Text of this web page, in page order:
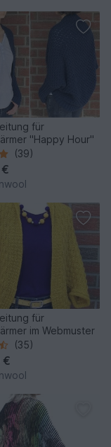
für
"Happy Hour"
(39)
für
im Webmuster
(35)
€